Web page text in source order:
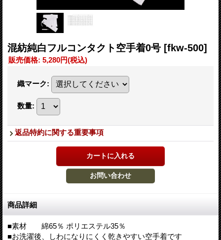
混紡純白フルコンタクト空手着0号 [fkw-500]
販売価格: 5,280円(税込)
織マーク:
数量:
返品特約に関する重要事項
商品詳細
■素材 綿65％ ポリエステル35％
■お洗濯後、しわになりにくく乾きやすい空手着です